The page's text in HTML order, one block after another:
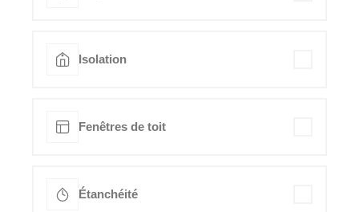
Isolation
Fenêtres de toit
Étanchéité